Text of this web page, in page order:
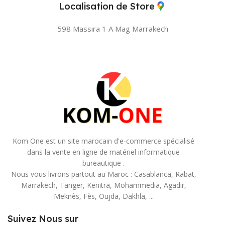
Localisation de Store
598 Massira 1 A Mag Marrakech
Kom One est un site marocain d'e-commerce spécialisé
dans la vente en ligne de matériel informatique
bureautique .
Nous vous livrons partout au Maroc : Casablanca, Rabat,
Marrakech, Tanger, Kenitra, Mohammedia, Agadir,
Meknès, Fès, Oujda, Dakhla, ...
Suivez Nous sur